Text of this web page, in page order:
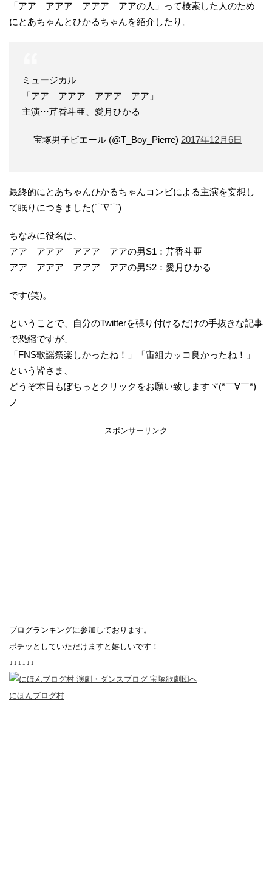
「アア アアア アアア アアの人」って検索した人のため
にとあちゃんとひかるちゃんを紹介したり。
ミュージカル
「アア アアア アアア アア」
主演···芹香斗亜、愛月ひかる
— 宝塚男子ピエール (@T_Boy_Pierre) 2017年12月6日
最終的にとあちゃんひかるちゃんコンビによる主演を妄想し
て眠りにつきました(⌒∇⌒)
ちなみに役名は、
アア アアア アアア アアの男S1：芹香斗亜
アア アアア アアア アアの男S2：愛月ひかる
です(笑)。
ということで、自分のTwitterを張り付けるだけの手抜きな記事
で恐縮ですが、
「FNS歌謡祭楽しかったね！」「宙組カッコ良かったね！」
という皆さま、
どうぞ本日もぽちっとクリックをお願い致しますヾ(*￣∀￣*)
ノ
スポンサーリンク
ブログランキングに参加しております。
ポチッとしていただけますと嬉しいです！
↓↓↓↓↓↓
にほんブログ村